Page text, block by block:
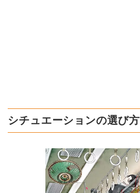
シチュエーションの選び方